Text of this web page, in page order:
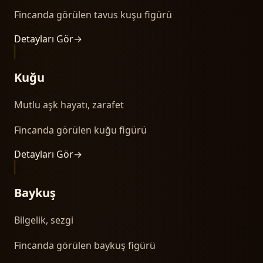
Fincanda görülen tavus kuşu figürü
Detayları Gör→
Kuğu
Mutlu aşk hayatı, zarafet
Fincanda görülen kuğu figürü
Detayları Gör→
Baykuş
Bilgelik, sezgi
Fincanda görülen baykuş figürü